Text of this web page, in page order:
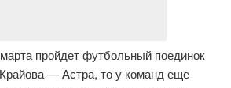
пройдет футбольный поединок
— Астра, то у команд еще